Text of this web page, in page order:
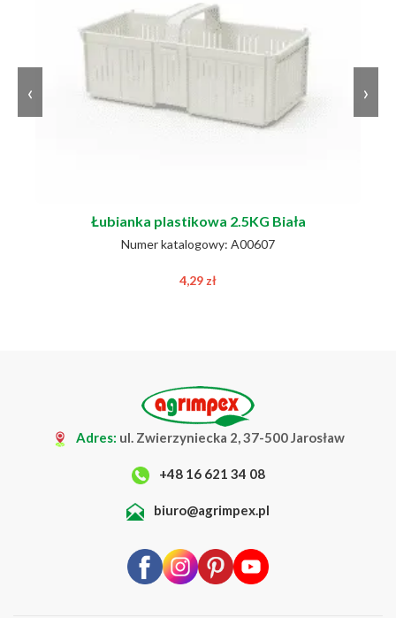
‹
Łubianka plastikowa 2.5KG Biała
Numer katalogowy: A00607
4,29 zł
›
Adres: ul. Zwierzyniecka 2, 37-500 Jarosław
+48 16 621 34 08
biuro@agrimpex.pl